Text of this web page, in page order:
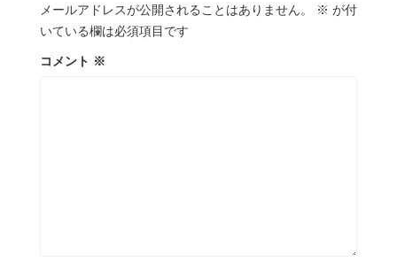
メールアドレスが公開されることはありません。 ※ が付
いている欄は必須項目です
コメント ※